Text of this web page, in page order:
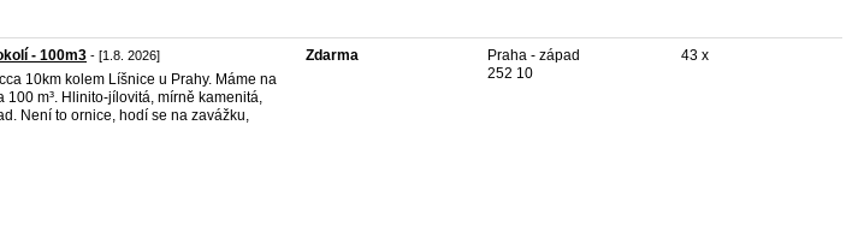
- 100m3 - [1.8. 2026]
10km kolem Líšnice u Prahy. Máme na
100 m³. Hlinito-jílovitá, mírně kamenitá,
Není to ornice, hodí se na zavážku,
Zdarma
Praha - západ
252 10
43 x